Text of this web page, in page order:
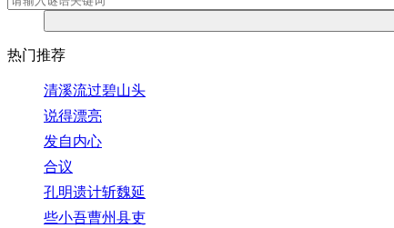
热门推荐
清溪流过碧山头
说得漂亮
发自内心
合议
孔明遗计斩魏延
些小吾曹州县吏